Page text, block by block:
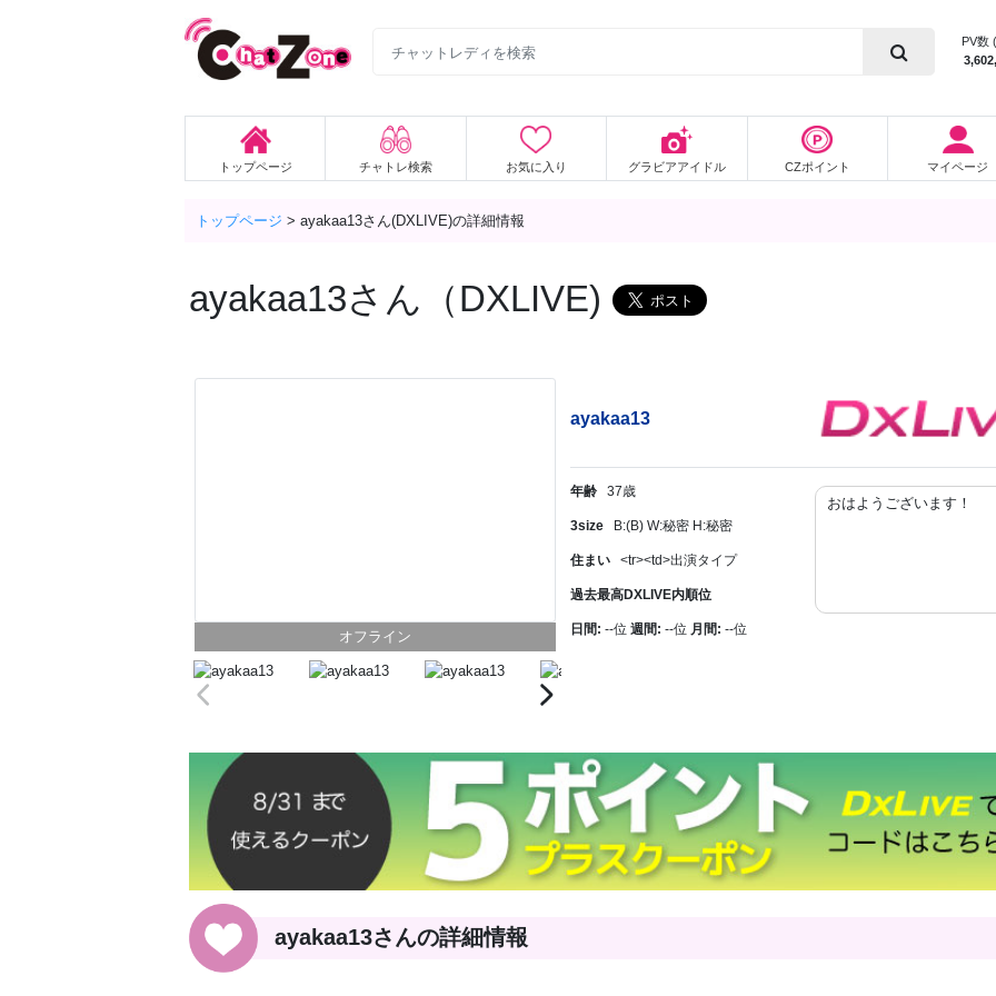
PV数
トップページ チャトレ検索 お気に入り グラビアアイドル CZポイント マイページ
トップページ > ayakaa13さん(DXLIVE)の詳細情報
ayakaa13さん（DXLIVE)
オフライン
ayakaa13
年齢37歳
3sizeB:(B) W:秘密 H:秘密
住まい<tr><td>出演タイプ
過去最高DXLIVE内順位
日間: --位 週間: --位 月間: --位
おはようございます！
ayakaa13さんの詳細情報